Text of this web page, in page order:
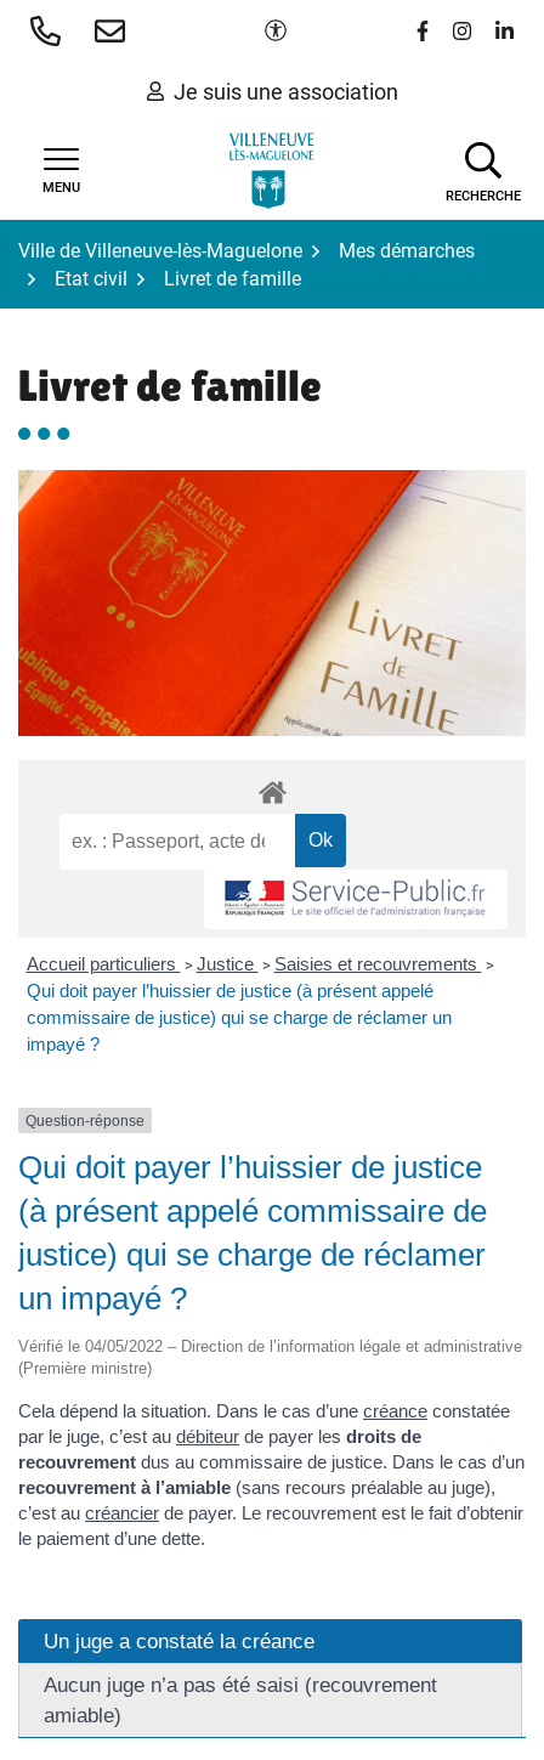
Aller
Paramètres d'accessibilité
Lien vers le
Lien vers
Lien
Je suis une association
MENU
RECHERCHE
Ville de Villeneuve-lès-Maguelone
Mes démarches
Etat civil
Livret de famille
Livret de famille
Accueil particuliers > Justice > Saisies et recouvrements >
Qui doit payer l’huissier de justice (à présent appelé
commissaire de justice) qui se charge de réclamer un
impayé ?
Question-réponse
Qui doit payer l’huissier de justice
(à présent appelé commissaire de
justice) qui se charge de réclamer
un impayé ?
Vérifié le 04/05/2022 – Direction de l’information légale et administrative
(Première ministre)
Cela dépend la situation. Dans le cas d’une créance constatée
par le juge, c’est au débiteur de payer les droits de
recouvrement dus au commissaire de justice. Dans le cas d’un
recouvrement à l’amiable (sans recours préalable au juge),
c’est au créancier de payer. Le recouvrement est le fait d’obtenir
le paiement d’une dette.
Un juge a constaté la créance
Aucun juge n’a pas été saisi (recouvrement
amiable)